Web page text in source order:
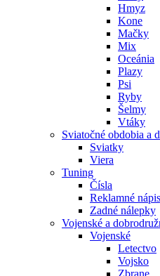
Hmyz
Kone
Mačky
Mix
Oceánia
Plazy
Psi
Ryby
Šelmy
Vtáky
Sviatočné obdobia a
Sviatky
Viera
Tuning
Čísla
Reklamné
Zadné nálepky
Vojenské a
Vojenské
Letectvo
Vojsko
Zbrane